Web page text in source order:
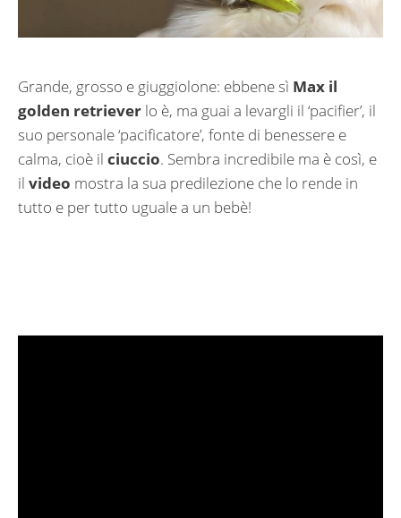
Grande, grosso e giuggiolone: ebbene sì Max il
golden retriever lo è, ma guai a levargli il ‘pacifier’, il
suo personale ‘pacificatore’, fonte di benessere e
calma, cioè il ciuccio. Sembra incredibile ma è così, e
il video mostra la sua predilezione che lo rende in
tutto e per tutto uguale a un bebè!